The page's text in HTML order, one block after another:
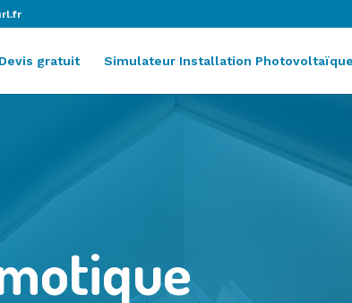
Devis gratuit Simulateur Installation